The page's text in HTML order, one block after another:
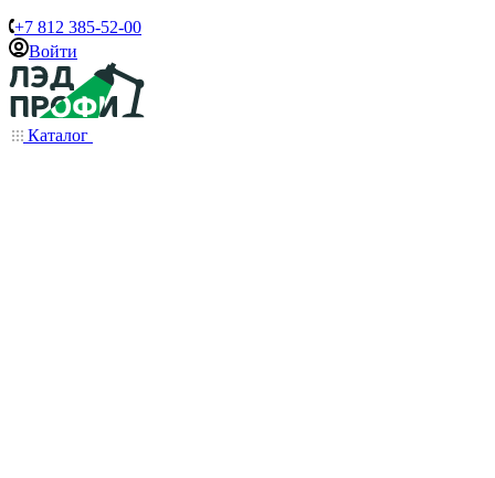
+7 812 385-52-00
Войти
Каталог